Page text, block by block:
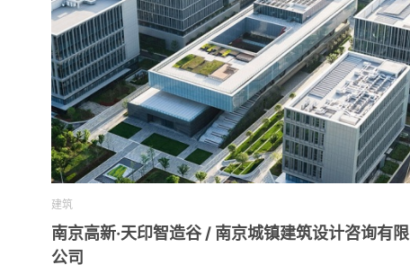
建筑
南京高新·天印智造谷 / 南京城镇建筑设计咨询有限
公司